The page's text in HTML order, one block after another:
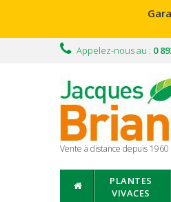
Appelez-nous au : 0
Vente à distance depuis
PLANTES
VIVACES